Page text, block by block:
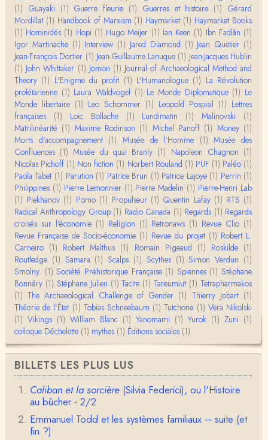
oi…
Christophe Darmangeat
Encore une fois, l'histoire de la hiérarchie ne me s
emble pas être le bon angle de discussion – …
Christophe Darmangeat
Évidemment, de toute façon c'est toujours de ma f
aute. ;-)
Damian
Merci de ta réponse ! Pour les pénis, c'est de cell
es qu'on écarte, car dans une société pat…
Yves Le Dantec
Affligeant, ce documentaire. Ca me fait me deman
der : est-ce que tenter de revoir l'histoire des…
Boudjemaa Sedira
Merci pour cet article méthodique. En effet, les "b
âtons-à-fouir" qu'on a pu trouver a…
Momo
BonjourCette question de la remise en cause de l'i
mage classique de sociétés vivant essentiellem…
Anonymous
Merci pour votre conférence au collège de France
sur les femmes préhistoriques et la chasse, très c
l…
Anonymous
Bonjour,Merci pour l'article.Vous dîtes : "Pourquoi,
Christophe Darmangeat
Envoyez moi un mail : cdarmangeat@gmail.com
(1) Guayaki (1) Guerre fleurie (1) Guerres et histoire (1) Gérard
Mordillat (1) Handbook of Marxism (1) Haymarket (1) Haymarket Books
(1) Hominidés (1) Hopi (1) Hugo Meijer (1) Ian Keen (1) Ibn Fadlân (1)
Igor Martinache (1) Interview (1) Jared Diamond (1) Jean Quetier (1)
Jean-François Dortier (1) Jean-Guillaume Lanuque (1) Jean-Jacques Hublin
(1) John Whittaker (1) Jomon (1) Journal of Archaeological Method and
Theory (1) L'Enigme du profit (1) L'Humanologue (1) La Révolution
prolétarienne (1) Laura Waldvogel (1) Le Monde Diplomatique (1) Le
Monde libertaire (1) Leo Schommer (1) Leopold Pospisil (1) Lettres
françaises
(1) Loïc Bollache (1) Lundimatin (1) Malinovski
(1)
Matrilinéarité (1) Maxime Rodinson (1) Michel Panoff (1) Money (1)
Morts d'accompagnement (1) Musée de l'Homme (1) Musée des
Confluences (1) Musée du quai Branly (1) Napoleon Chagnon (1)
Nicolas Pichoff (1) Non fiction (1) Norbert Rouland (1) PUF (1) Paléo (1)
Paola Tabet (1) Parution (1) Patrice Brun (1) Patrice Lajoye (1) Perrin (1)
Philippines (1) Pierre Lemonnier (1) Pierre Madelin (1) Pierre-Henri Lab
(1) Plekhanov (1) Pomo (1) Propulseur (1) Quentin Lafay (1) RTS (1)
Radical Anthropology Group (1) Radio Canada (1) Regards (1) Regards
croisés sur l'économie (1) Religion (1) Retronaws (1) Revue Clio (1)
Revue Française de Socio-économie (1) Revue du projet (1) Robert L.
Carneiro (1) Robert Malthus (1) Romain Pigeaud (1) Roskilde (1)
Routledge (1) Samara (1) Scalps (1) Scythes (1) Simon Verdun (1)
Smolny. (1) Société Préhistorique Française (1) Spiennes (1) Stéphane
Bonnéry (1) Stéphane Julien (1) Tacite (1) Tareumiut (1) Tetrapharmakos
(1) The Archaeological Challenge of Gender (1) Thierry Jobart (1)
Théorie de l'État (1) Tobias Schneebaum (1) Tutchone (1) Vera Nikolski
(1) Vikings (1) William Blanc (1) Yanomami (1) Yurok (1) Zuni (1)
colloque Déchelette (1) mythes (1) Éditions sociales (1)
BILLETS LES PLUS LUS
Caliban et la sorcière(Silvia Federici), ou l'Histoire
au bûcher - 2/2
Emmanuel Todd et les systèmes familiaux – suite (et
fin ?)